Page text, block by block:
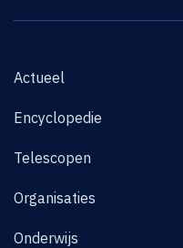
Actueel
Encyclopedie
Telescopen
Organisaties
Onderwijs